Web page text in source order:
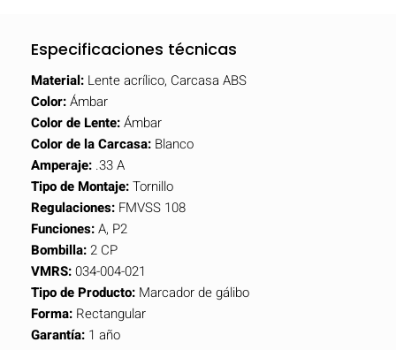
Especificaciones técnicas
Material: Lente acrílico, Carcasa ABS
Color:Ámbar
Color de Lente:Ámbar
Color de la Carcasa: Blanco
Amperaje: .33 A
Tipo de Montaje:Tornillo
Regulaciones: FMVSS 108
Funciones:A, P2
Bombilla:2 CP
VMRS:034-004-021
Tipo de Producto: Marcador de gálibo
Forma: Rectangular
Garantía: 1 año